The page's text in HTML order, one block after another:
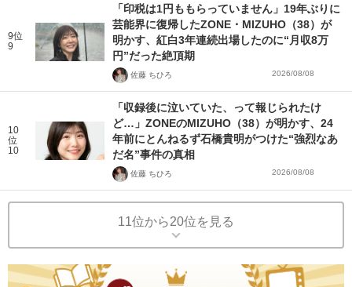
9位
9
「印税は1円ももらっていません」19年ぶりに
芸能界に復帰したZONE・MIZUHO（38）が
明かす、紅白3年連続出場したのに“月収8万
円”だった絶頂期
佐藤 ちひろ 2026/08/08
10
位
10
「収録後に泣いていた、って報じられたけ
ど…」ZONEのMIZUHO（38）が明かす、24
年前にとんねるず石橋貴明がつけた“強烈なあ
だ名”事件の真相
佐藤 ちひろ 2026/08/08
11位から20位を見る